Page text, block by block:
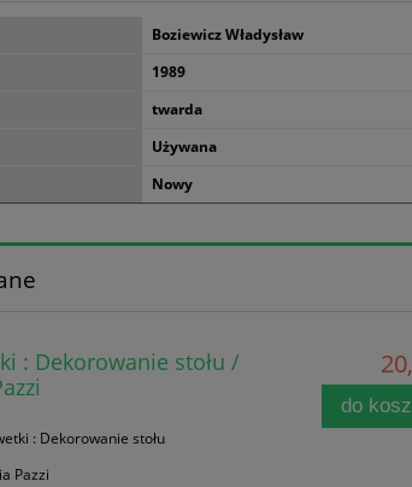
Boziewicz Władysław
1989
twarda
Używana
Nowy
: Dekorowanie stołu /
: Dekorowanie stołu
Pazzi
do